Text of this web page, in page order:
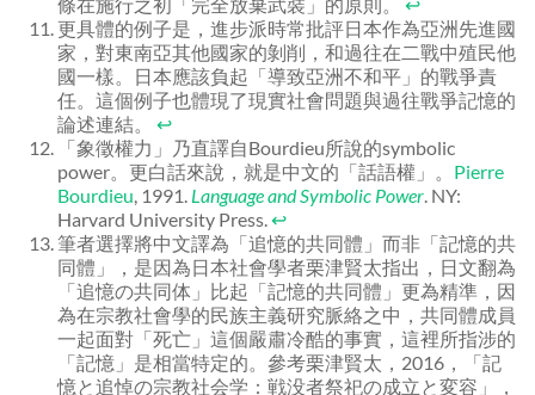
更具體的例子是，進步派時常批評日本作為亞洲先進國
家，對東南亞其他國家的剝削，和過往在二戰中殖民他
國一樣。日本應該負起「導致亞洲不和平」的戰爭責
任。這個例子也體現了現實社會問題與過往戰爭記憶的
論述連結。↩
「象徵權力」乃直譯自Bourdieu所說的symbolic
power。更白話來說，就是中文的「話語權」。 Pierre
Bourdieu, 1991. Language and Symbolic Power. NY:
Harvard University Press.↩
筆者選擇將中文譯為「追憶的共同體」而非「記憶的共
同體」，是因為日本社會學者栗津賢太指出，日文翻為
「追憶の共同体」比起「記憶的共同體」更為精準，因
為在宗教社會學的民族主義研究脈絡之中，共同體成員
一起面對「死亡」這個嚴肅冷酷的事實，這裡所指涉的
「記憶」是相當特定的。參考栗津賢太，2016，「記
憶と追悼の宗教社会学：戦没者祭祀の成立と変容」，